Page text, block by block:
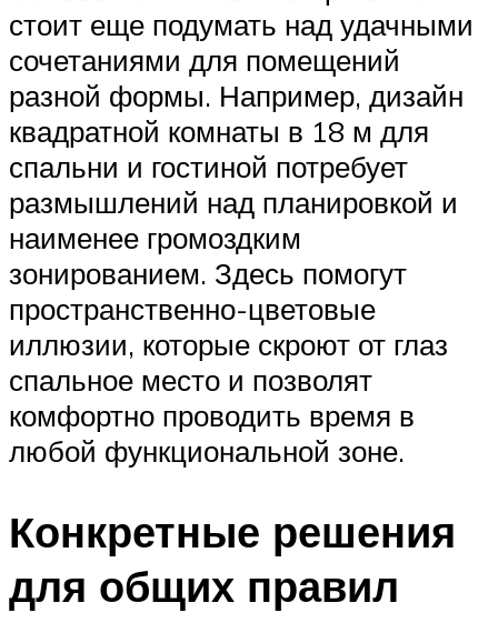
стоит еще подумать над удачными
сочетаниями для помещений
разной формы. Например, дизайн
квадратной комнаты в 18 м для
спальни и гостиной потребует
размышлений над планировкой и
наименее громоздким
зонированием. Здесь помогут
пространственно-цветовые
иллюзии, которые скроют от глаз
спальное место и позволят
комфортно проводить время в
любой функциональной зоне.
Конкретные решения
для общих правил